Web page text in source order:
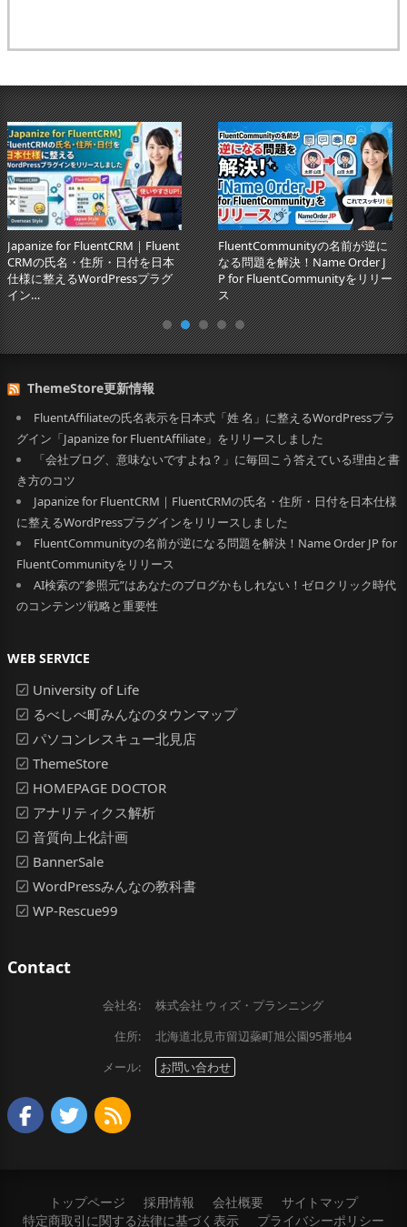
Japanize for FluentCRM｜Fluent
CRMの氏名・住所・日付を日本
仕様に整えるWordPressプラグ
イン…
FluentCommunityの名前が逆に
なる問題を解決！Name Order J
P for FluentCommunityをリリー
ス
ThemeStore更新情報
FluentAffiliateの氏名表示を日本式「姓 名」に整えるWordPressプラ
グイン「Japanize for FluentAffiliate」をリリースしました
「会社ブログ、意味ないですよね？」に毎回こう答えている理由と書
き方のコツ
Japanize for FluentCRM｜FluentCRMの氏名・住所・日付を日本仕様
に整えるWordPressプラグインをリリースしました
FluentCommunityの名前が逆になる問題を解決！Name Order JP for
FluentCommunityをリリース
AI検索の”参照元”はあなたのブログかもしれない！ゼロクリック時代
のコンテンツ戦略と重要性
WEB SERVICE
University of Life
るべしべ町みんなのタウンマップ
パソコンレスキュー北見店
ThemeStore
HOMEPAGE DOCTOR
アナリティクス解析
音質向上化計画
BannerSale
WordPressみんなの教科書
WP-Rescue99
Contact
会社名:
株式会社 ウィズ・プランニング
住所:
北海道北見市留辺蘂町旭公園95番地4
メール:
お問い合わせ
トップページ 採用情報 会社概要
サイトマップ
特定商取引に関する法律に基づく表示
プライバシーポリシー